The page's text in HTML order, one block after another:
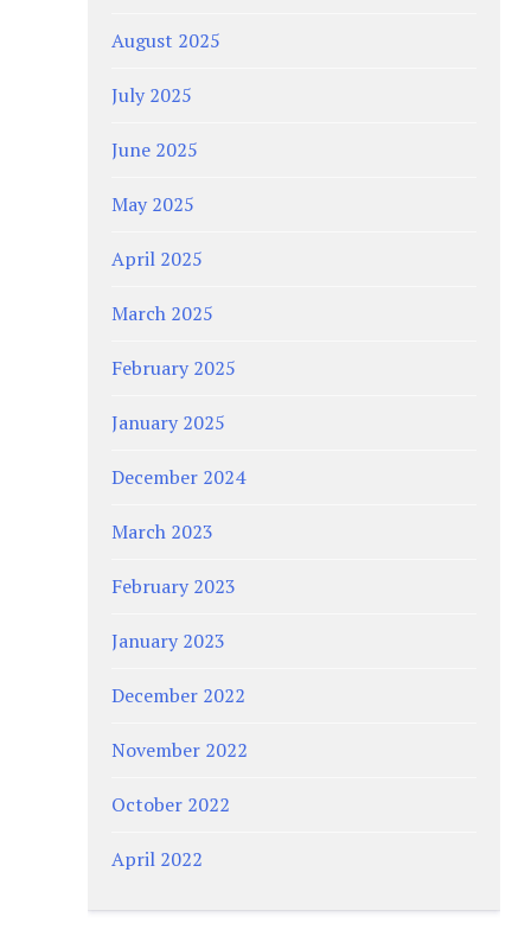
August 2025
July 2025
June 2025
May 2025
April 2025
March 2025
February 2025
January 2025
December 2024
March 2023
February 2023
January 2023
December 2022
November 2022
October 2022
April 2022